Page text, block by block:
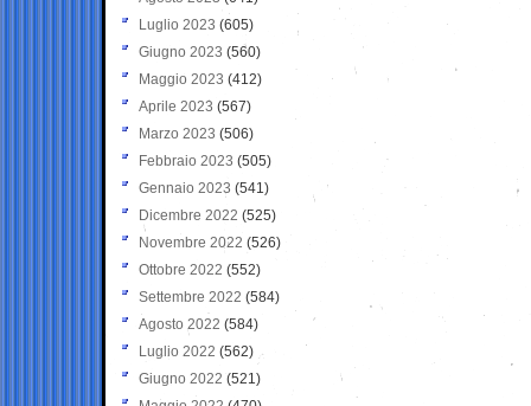
Luglio 2023 (605)
Giugno 2023 (560)
Maggio 2023 (412)
Aprile 2023 (567)
Marzo 2023 (506)
Febbraio 2023 (505)
Gennaio 2023 (541)
Dicembre 2022 (525)
Novembre 2022 (526)
Ottobre 2022 (552)
Settembre 2022 (584)
Agosto 2022 (584)
Luglio 2022 (562)
Giugno 2022 (521)